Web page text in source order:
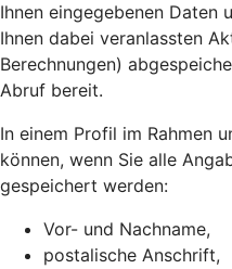
Ihnen eingegebenen Daten
Ihnen dabei veranlassten
Berechnungen)
Abruf bereit.
In einem Profil im Rahmen
können, wenn Sie alle
gespeichert werden:
Vor- und Nachname,
postalische Anschrift,